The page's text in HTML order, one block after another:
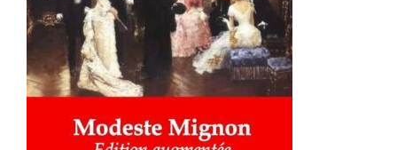
AJOUTER AU PANIER / DÉTAILS